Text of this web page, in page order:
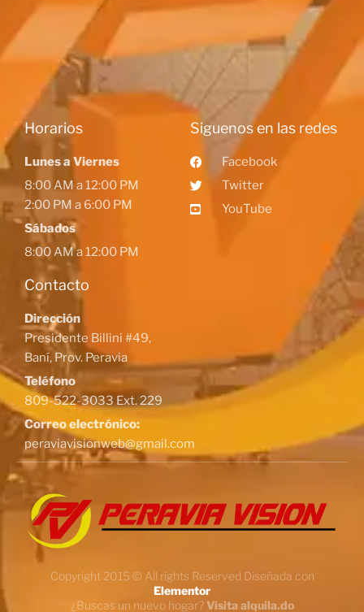
Horarios
Lunes a Viernes
8:00 AM a 12:00 PM
2:00 PM a 6:00 PM
Sábados
8:00 AM a 12:00 PM
Contacto
Dirección
Presidente Billini #49,
Baní, Prov. Peravia
Teléfono
809-522-3033 Ext. 229
Correo electrónico:
peraviavisionweb@gmail.com
Siguenos en las redes
Facebook
Twitter
YouTube
Copyright 2015 © All rights Reserved Diseñada con
Elementor
¿Buscas un nuevo hogar?Visita alquila.do